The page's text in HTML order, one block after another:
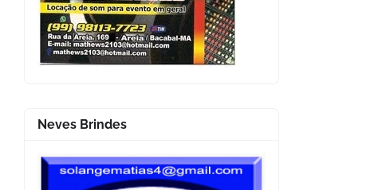
Neves Brindes